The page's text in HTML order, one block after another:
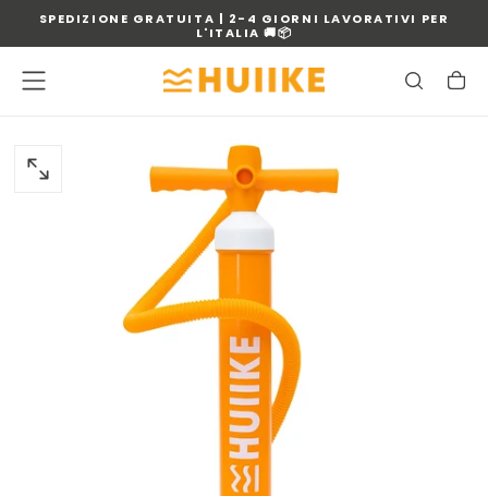
VAI
SPEDIZIONE GRATUITA | 2-4 GIORNI LAVORATIVI PER
L'ITALIA 🚚📦